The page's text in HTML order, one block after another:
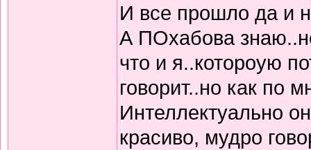
И все прошло да и
А ПОхабова
что и я..котороую
говорит..но как по
Интеллектуально
красиво, мудро